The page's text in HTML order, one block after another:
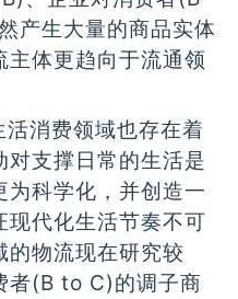
产生大量的商品实体
主体更趋向于流通领
消费领域也存在着
支撑日常的生活是
科学化，并创造一
现代化生活节奏不可
的物流现在研究较
者(B to C)的调子商